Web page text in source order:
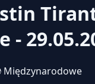
Międzynarodowe